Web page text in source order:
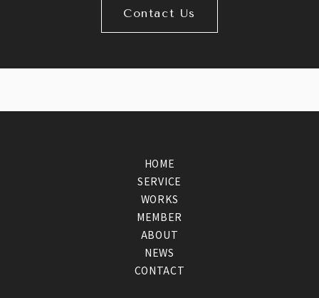
Contact Us
HOME
SERVICE
WORKS
MEMBER
ABOUT
NEWS
CONTACT